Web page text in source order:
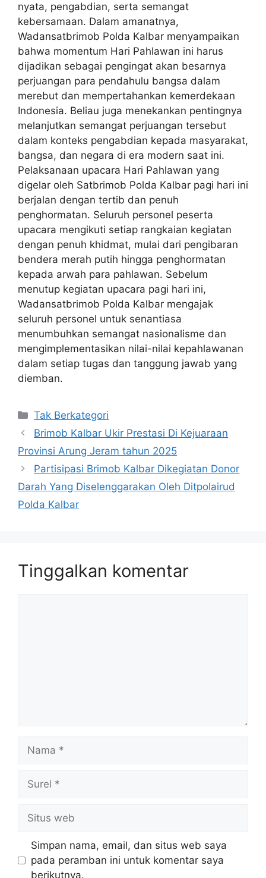
nyata, pengabdian, serta semangat
kebersamaan. Dalam amanatnya,
Wadansatbrimob Polda Kalbar menyampaikan
bahwa momentum Hari Pahlawan ini harus
dijadikan sebagai pengingat akan besarnya
perjuangan para pendahulu bangsa dalam
merebut dan mempertahankan kemerdekaan
Indonesia. Beliau juga menekankan pentingnya
melanjutkan semangat perjuangan tersebut
dalam konteks pengabdian kepada masyarakat,
bangsa, dan negara di era modern saat ini.
Pelaksanaan upacara Hari Pahlawan yang
digelar oleh Satbrimob Polda Kalbar pagi hari ini
berjalan dengan tertib dan penuh
penghormatan. Seluruh personel peserta
upacara mengikuti setiap rangkaian kegiatan
dengan penuh khidmat, mulai dari pengibaran
bendera merah putih hingga penghormatan
kepada arwah para pahlawan. Sebelum
menutup kegiatan upacara pagi hari ini,
Wadansatbrimob Polda Kalbar mengajak
seluruh personel untuk senantiasa
menumbuhkan semangat nasionalisme dan
mengimplementasikan nilai-nilai kepahlawanan
dalam setiap tugas dan tanggung jawab yang
diemban.
Kategori
Tak Berkategori
Brimob Kalbar Ukir Prestasi Di Kejuaraan
Provinsi Arung Jeram tahun 2025
Partisipasi Brimob Kalbar Dikegiatan Donor
Darah Yang Diselenggarakan Oleh Ditpolairud
Polda Kalbar
Tinggalkan komentar
Nama
Surel
Situs
web
Simpan nama, email, dan situs web saya
pada peramban ini untuk komentar saya
berikutnya.